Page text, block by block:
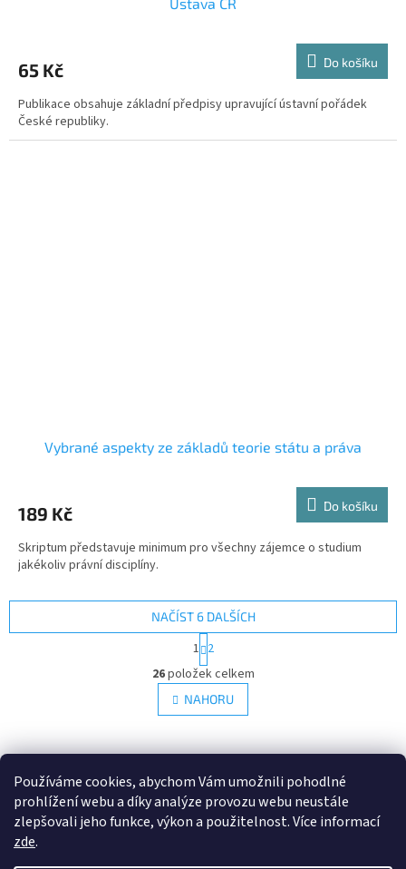
Používáme cookies, abychom Vám umožnili pohodlné
prohlížení webu a díky analýze provozu webu neustále
zlepšovali jeho funkce, výkon a použitelnost. Více informací
zde.
65 Kč Do košíku
Publikace obsahuje základní předpisy upravující ústavní pořádek
České republiky.
Vybrané aspekty ze základů teorie státu a práva
189 Kč Do košíku
Skriptum představuje minimum pro všechny zájemce o studium
jakékoliv právní disciplíny.
O
v
l
á
a
í
p
r
NAČÍST 6 DALŠÍCH
S
t
r
á
n
k
v
n
1 2
26položek celkem
NAHORU
Z
armexpublishing.cz WAKENHAT eshop WAKENHAT
WAKENHAT